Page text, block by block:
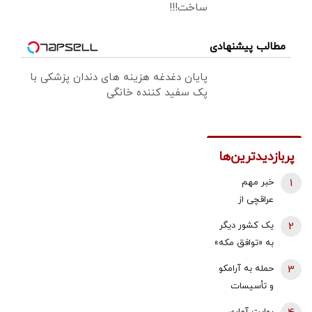
ساخت!!!
مطالب پیشنهادی
پایان دغدغه هزینه های دندان پزشکی با
پک سفید کننده خانگی
پربازدیدترین‌ها
خبر مهم
عراقچی از
نیروهای نظامی
و دریایی ایران و
عمان درباره
تنگه هرمز
1
یک کشور دیگر
به «توافق مکه»
ترکیه خیال
2
حمله به آرامکو
و تأسیسات
3